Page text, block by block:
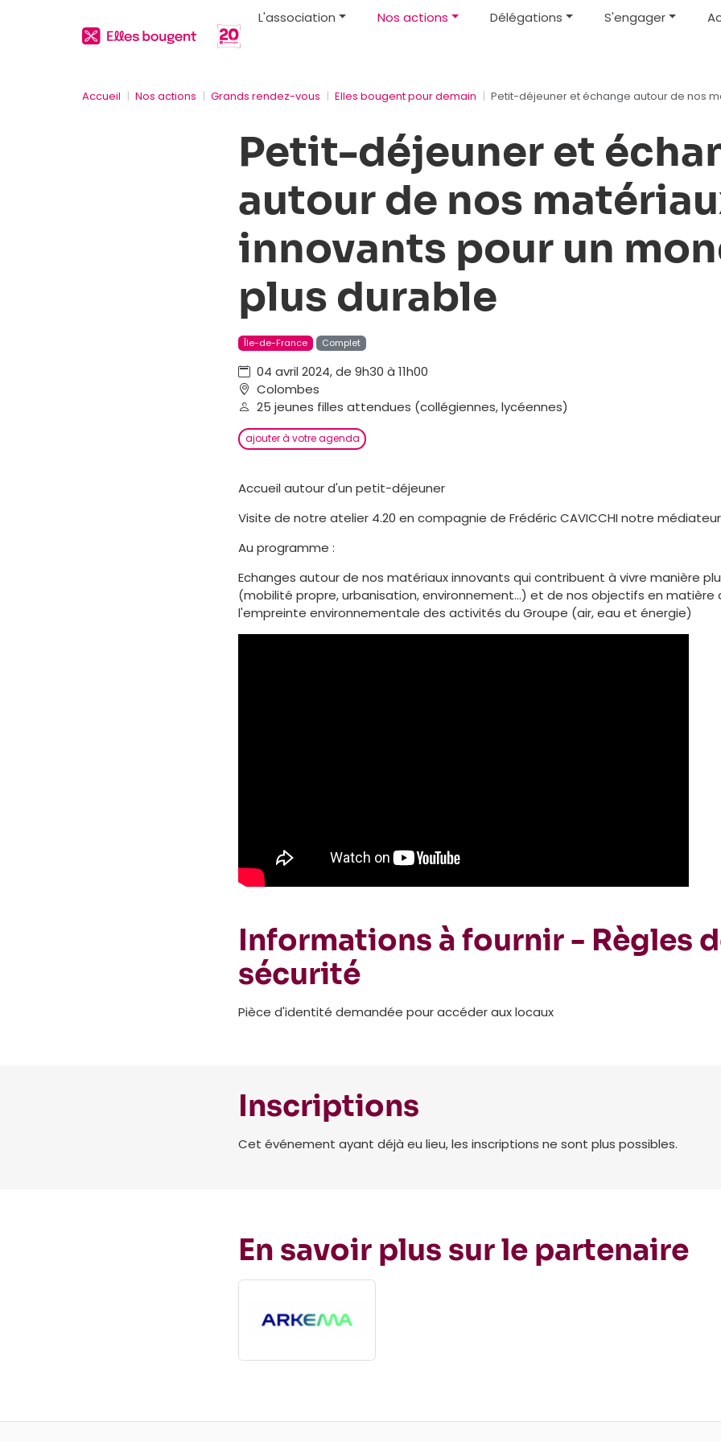
L'association Nos actions Délégations S'engager
Accueil Nos actions Grands rendez-vous Elles bougent pour demain Petit-déjeuner et échange autour de nos
Petit-déjeuner et
autour de nos
innovants pour un
plus durable
Île-de-France Complet
04 avril 2024, de 9h30 à 11h00
Colombes
25 jeunes filles attendues (collégiennes, lycéennes)
ajouter à votre agenda
Accueil autour d'un petit-déjeuner
Visite de notre atelier 4.20 en compagnie de Frédéric CAVICCHI notre
Au programme :
Echanges autour de nos matériaux innovants qui contribuent à vivre manière
(mobilité propre, urbanisation, environnement...) et de nos objectifs en matière
l'empreinte environnementale des activités du Groupe (air, eau et énergie)
Informations à fournir - Règles
sécurité
Pièce d'identité demandée pour accéder aux locaux
Inscriptions
Cet événement ayant déjà eu lieu, les inscriptions ne sont plus possibles.
En savoir plus sur le partenaire